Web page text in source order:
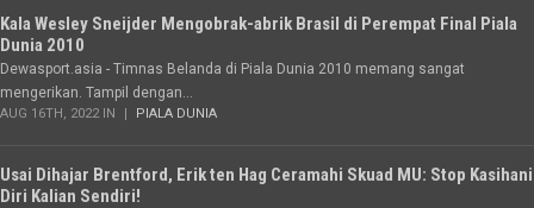
Kala Wesley Sneijder Mengobrak-abrik Brasil di Perempat Final Piala
Dunia 2010
Dewasport.asia - Timnas Belanda di Piala Dunia 2010 memang sangat
mengerikan. Tampil dengan...
AUG 16TH, 2022 IN PIALA DUNIA
Usai Dihajar Brentford, Erik ten Hag Ceramahi Skuad MU: Stop Kasihani
Diri Kalian Sendiri!